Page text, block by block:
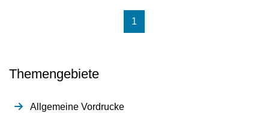
1
Themengebiete
Allgemeine Vordrucke